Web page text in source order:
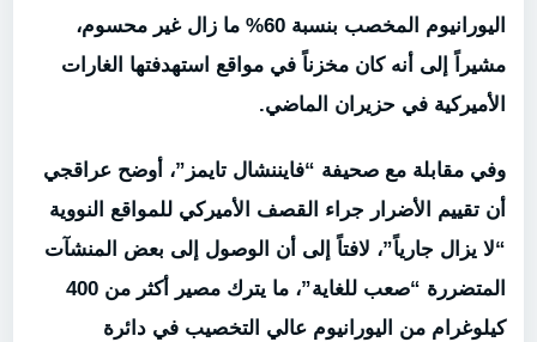
اليورانيوم المخصب بنسبة 60% ما زال غير محسوم،
مشيراً إلى أنه كان مخزناً في مواقع استهدفتها الغارات
الأميركية في حزيران الماضي.
وفي مقابلة مع صحيفة “فايننشال تايمز”، أوضح عراقجي
أن تقييم الأضرار جراء القصف الأميركي للمواقع النووية
“لا يزال جارياً”، لافتاً إلى أن الوصول إلى بعض المنشآت
المتضررة “صعب للغاية”، ما يترك مصير أكثر من 400
كيلوغرام من اليورانيوم عالي التخصيب في دائرة